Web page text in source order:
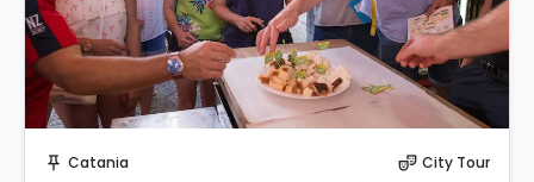
push_pin Catania theater_comedy City Tour